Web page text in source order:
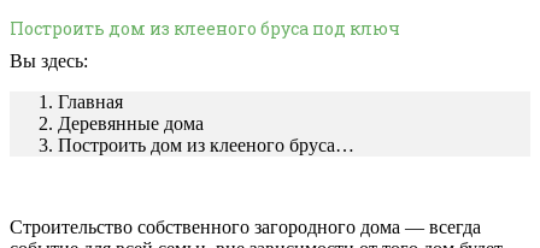
Построить дом из клееного бруса под ключ
Вы здесь:
Главная
Деревянные дома
Построить дом из клееного бруса…
Строительство собственного загородного дома — всегда